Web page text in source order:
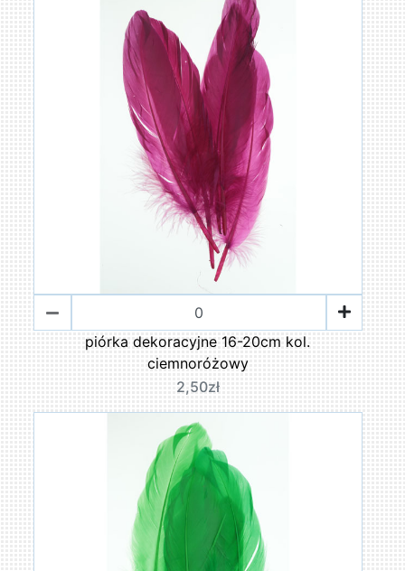
piórka dekoracyjne 16-20cm kol.
ciemnoróżowy
2,50zł